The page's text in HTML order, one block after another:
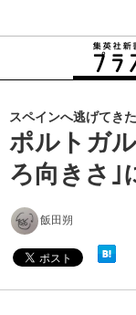
スペインへ逃げてき
ポルトガ
ろ向きさ｣
飯田朔